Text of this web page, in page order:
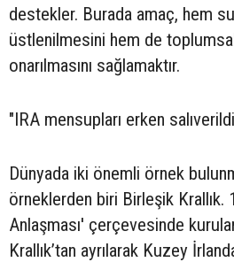
destekler. Burada amaç, hem
üstlenilmesini hem de toplumsal
onarılmasını sağlamaktır.
"IRA mensupları erken
Dünyada iki önemli örnek
örneklerden biri Birleşik Krallık.
Anlaşması' çerçevesinde
Krallık’tan ayrılarak Kuzey